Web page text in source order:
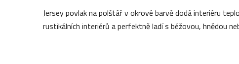
Jersey povlak na polštář v okrové barvě dodá interiéru
rustikálních interiérů a perfektně ladí s béžovou, hnědou